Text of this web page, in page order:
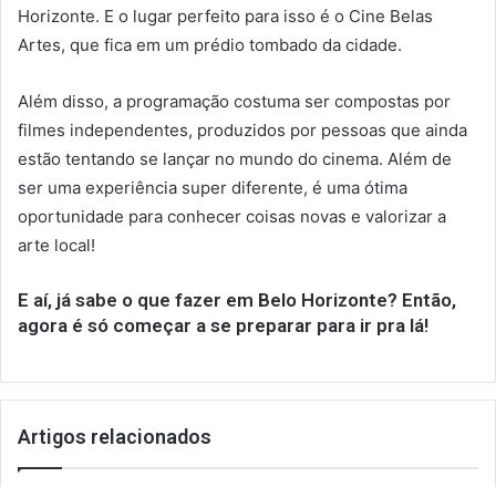
Horizonte. E o lugar perfeito para isso é o Cine Belas
Artes, que fica em um prédio tombado da cidade.
Além disso, a programação costuma ser compostas por
filmes independentes, produzidos por pessoas que ainda
estão tentando se lançar no mundo do cinema. Além de
ser uma experiência super diferente, é uma ótima
oportunidade para conhecer coisas novas e valorizar a
arte local!
E aí, já sabe o que fazer em Belo Horizonte? Então,
agora é só começar a se preparar para ir pra lá!
Artigos relacionados